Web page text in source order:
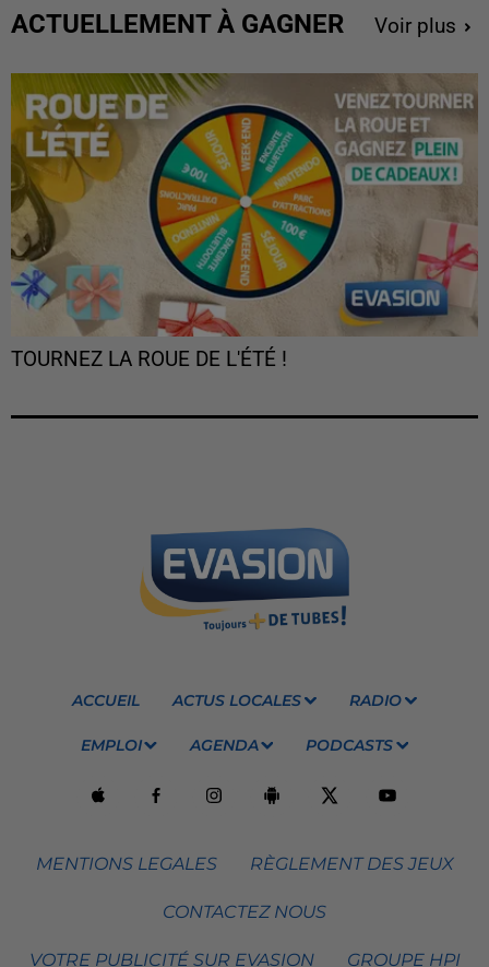
ACTUELLEMENT À GAGNER Voir plus
TOURNEZ LA ROUE DE L'ÉTÉ !
ACCUEIL ACTUS LOCALES RADIO
EMPLOI AGENDA PODCASTS
MENTIONS LEGALES RÈGLEMENT DES JEUX
CONTACTEZ NOUS
VOTRE PUBLICITÉ SUR EVASION GROUPE HPI